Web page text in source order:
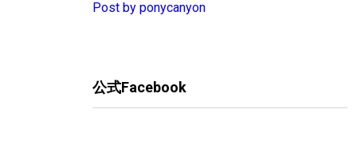
Post by ponycanyon
公式Facebook